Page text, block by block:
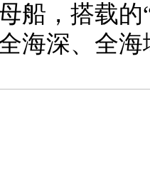
船，搭载的
海深、全